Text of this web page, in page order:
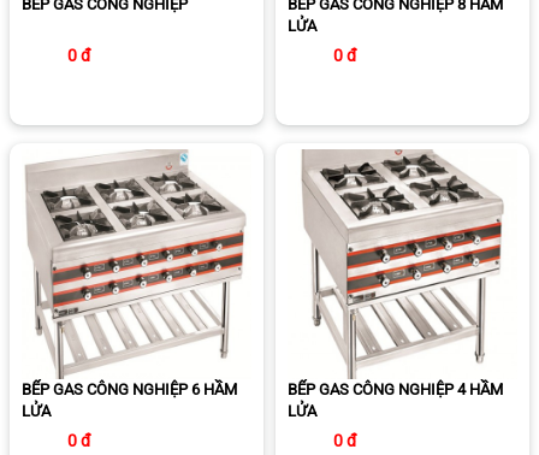
BẾP GAS CÔNG NGHIỆP
0 đ
BẾP GAS CÔNG NGHIỆP 8 HẦM
LỬA
0 đ
BẾP GAS CÔNG NGHIỆP 6 HẦM
LỬA
0 đ
BẾP GAS CÔNG NGHIỆP 4 HẦM
LỬA
0 đ